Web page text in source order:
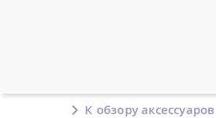
К обзору аксессуаров